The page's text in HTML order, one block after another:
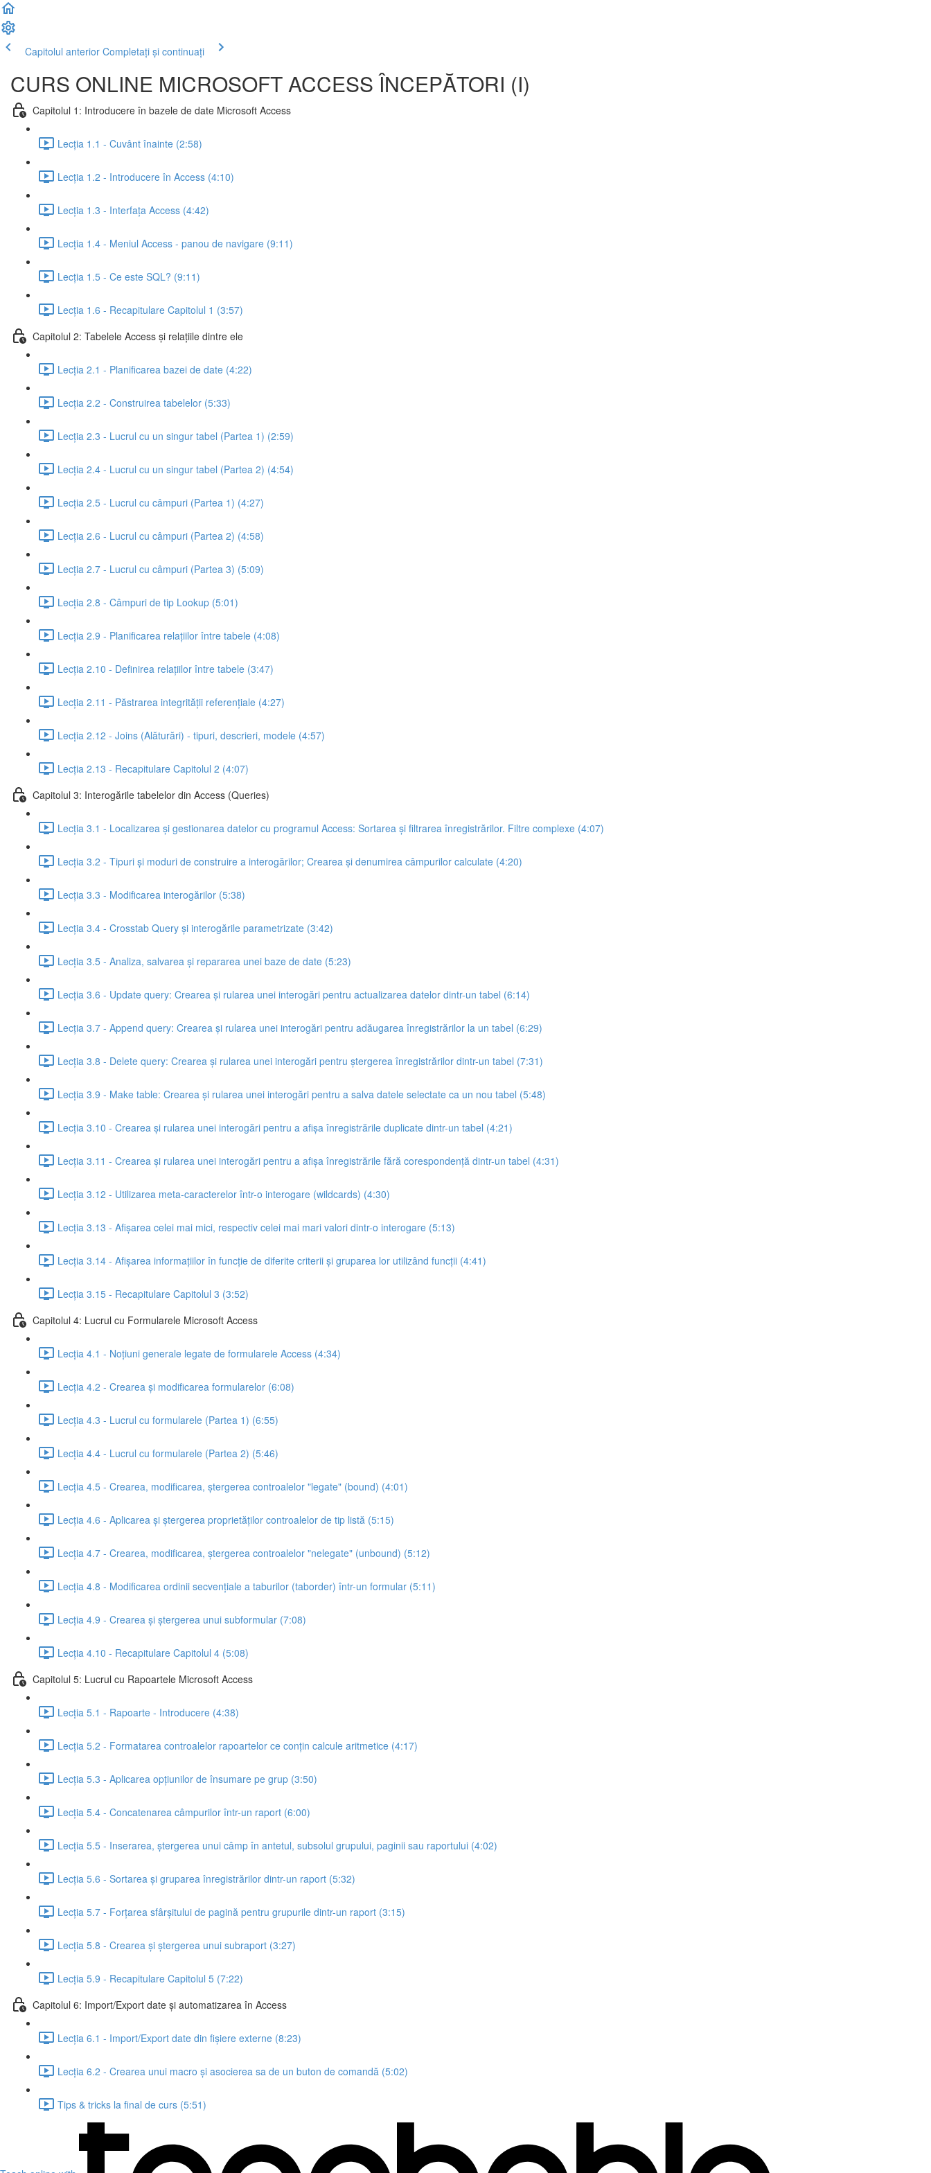
Capitolul anterior Completați și continuați
CURS ONLINE MICROSOFT ACCESS ÎNCEPĂTORI (I)
Capitolul 1: Introducere în bazele de date Microsoft Access
Lecția 1.1 - Cuvânt înainte (2:58)
Lecția 1.2 - Introducere în Access (4:10)
Lecția 1.3 - Interfața Access (4:42)
Lecția 1.4 - Meniul Access - panou de navigare (9:11)
Lecția 1.5 - Ce este SQL? (9:11)
Lecția 1.6 - Recapitulare Capitolul 1 (3:57)
Capitolul 2: Tabelele Access și relațiile dintre ele
Lecția 2.1 - Planificarea bazei de date (4:22)
Lecția 2.2 - Construirea tabelelor (5:33)
Lecția 2.3 - Lucrul cu un singur tabel (Partea 1) (2:59)
Lecția 2.4 - Lucrul cu un singur tabel (Partea 2) (4:54)
Lecția 2.5 - Lucrul cu câmpuri (Partea 1) (4:27)
Lecția 2.6 - Lucrul cu câmpuri (Partea 2) (4:58)
Lecția 2.7 - Lucrul cu câmpuri (Partea 3) (5:09)
Lecția 2.8 - Câmpuri de tip Lookup (5:01)
Lecția 2.9 - Planificarea relațiilor între tabele (4:08)
Lecția 2.10 - Definirea relațiilor între tabele (3:47)
Lecția 2.11 - Păstrarea integrității referențiale (4:27)
Lecția 2.12 - Joins (Alăturări) - tipuri, descrieri, modele (4:57)
Lecția 2.13 - Recapitulare Capitolul 2 (4:07)
Capitolul 3: Interogările tabelelor din Access (Queries)
Lecția 3.1 - Localizarea și gestionarea datelor cu programul Access: Sortarea și filtrarea înregistrărilor. Filtre complexe (4:07)
Lecția 3.2 - Tipuri și moduri de construire a interogărilor; Crearea și denumirea câmpurilor calculate (4:20)
Lecția 3.3 - Modificarea interogărilor (5:38)
Lecția 3.4 - Crosstab Query și interogările parametrizate (3:42)
Lecția 3.5 - Analiza, salvarea și repararea unei baze de date (5:23)
Lecția 3.6 - Update query: Crearea și rularea unei interogări pentru actualizarea datelor dintr-un tabel (6:14)
Lecția 3.7 - Append query: Crearea și rularea unei interogări pentru adăugarea înregistrărilor la un tabel (6:29)
Lecția 3.8 - Delete query: Crearea și rularea unei interogări pentru ștergerea înregistrărilor dintr-un tabel (7:31)
Lecția 3.9 - Make table: Crearea și rularea unei interogări pentru a salva datele selectate ca un nou tabel (5:48)
Lecția 3.10 - Crearea și rularea unei interogări pentru a afișa înregistrările duplicate dintr-un tabel (4:21)
Lecția 3.11 - Crearea și rularea unei interogări pentru a afișa înregistrările fără corespondență dintr-un tabel (4:31)
Lecția 3.12 - Utilizarea meta-caracterelor într-o interogare (wildcards) (4:30)
Lecția 3.13 - Afișarea celei mai mici, respectiv celei mai mari valori dintr-o interogare (5:13)
Lecția 3.14 - Afișarea informațiilor în funcție de diferite criterii și gruparea lor utilizând funcții (4:41)
Lecția 3.15 - Recapitulare Capitolul 3 (3:52)
Capitolul 4: Lucrul cu Formularele Microsoft Access
Lecția 4.1 - Noțiuni generale legate de formularele Access (4:34)
Lecția 4.2 - Crearea și modificarea formularelor (6:08)
Lecția 4.3 - Lucrul cu formularele (Partea 1) (6:55)
Lecția 4.4 - Lucrul cu formularele (Partea 2) (5:46)
Lecția 4.5 - Crearea, modificarea, ștergerea controalelor "legate" (bound) (4:01)
Lecția 4.6 - Aplicarea și ștergerea proprietăților controalelor de tip listă (5:15)
Lecția 4.7 - Crearea, modificarea, ștergerea controalelor "nelegate" (unbound) (5:12)
Lecția 4.8 - Modificarea ordinii secvențiale a taburilor (taborder) într-un formular (5:11)
Lecția 4.9 - Crearea și ștergerea unui subformular (7:08)
Lecția 4.10 - Recapitulare Capitolul 4 (5:08)
Capitolul 5: Lucrul cu Rapoartele Microsoft Access
Lecția 5.1 - Rapoarte - Introducere (4:38)
Lecția 5.2 - Formatarea controalelor rapoartelor ce conțin calcule aritmetice (4:17)
Lecția 5.3 - Aplicarea opțiunilor de însumare pe grup (3:50)
Lecția 5.4 - Concatenarea câmpurilor într-un raport (6:00)
Lecția 5.5 - Inserarea, ștergerea unui câmp în antetul, subsolul grupului, paginii sau raportului (4:02)
Lecția 5.6 - Sortarea și gruparea înregistrărilor dintr-un raport (5:32)
Lecția 5.7 - Forțarea sfârșitului de pagină pentru grupurile dintr-un raport (3:15)
Lecția 5.8 - Crearea și ștergerea unui subraport (3:27)
Lecția 5.9 - Recapitulare Capitolul 5 (7:22)
Capitolul 6: Import/Export date și automatizarea în Access
Lecția 6.1 - Import/Export date din fișiere externe (8:23)
Lecția 6.2 - Crearea unui macro și asocierea sa de un buton de comandă (5:02)
Tips & tricks la final de curs (5:51)